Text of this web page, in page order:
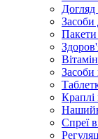
Догляд
Засоби
Пакети
Засоби
Краплі
Спреї